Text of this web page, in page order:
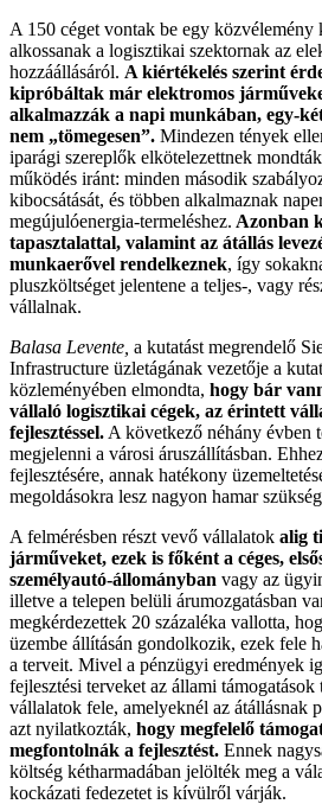
A 150 céget vontak be egy közvélemény
alkossanak a logisztikai szektornak az
hozzáállásáról. A kiértékelés szerint
kipróbáltak már elektromos
alkalmazzák a napi munkában, egy-
nem „tömegesen”. Mindezen tények
iparági szereplők elkötelezettnek
működés iránt: minden második
kibocsátását, és többen alkalmaznak
megújulóenergia-termeléshez. Azonban
tapasztalattal, valamint az átállás
munkaerővel rendelkeznek, így
pluszköltséget jelentene a teljes-, vagy
vállalnak.
Balasa Levente, a kutatást megrendelő
Infrastructure üzletágának vezetője a
közleményében elmondta, hogy bár
vállaló logisztikai cégek, az érintett
fejlesztéssel. A következő néhány évben
megjelenni a városi áruszállításban.
fejlesztésére, annak hatékony
megoldásokra lesz nagyon hamar
A felmérésben részt vevő vállalatok alig
járműveket, ezek is főként a céges,
személyautó-állományban vagy az
illetve a telepen belüli árumozgatásban
megkérdezettek 20 százaléka vallotta,
üzembe állításán gondolkozik, ezek fele
a terveit. Mivel a pénzügyi eredmények
fejlesztési terveket az állami
vállalatok fele, amelyeknél az átállásnak
azt nyilatkozták, hogy megfelelő
megfontolnák a fejlesztést. Ennek
költség kétharmadában jelölték meg a
kockázati fedezetet is kívülről várják.